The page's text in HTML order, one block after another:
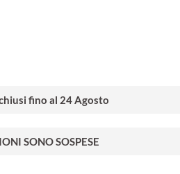
fino al 24 Agosto
SONO SOSPESE